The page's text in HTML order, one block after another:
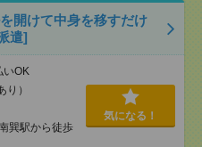
開けて中身を移すだけ
遣]
OK
）
巽駅から徒歩
気になる！